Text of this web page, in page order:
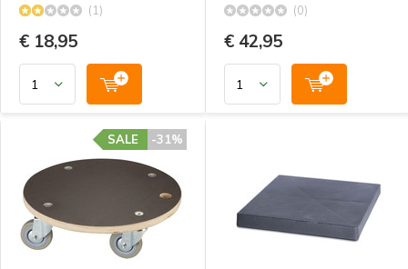
(1)
€ 18,95
(0)
€ 42,95
-31%
SALE